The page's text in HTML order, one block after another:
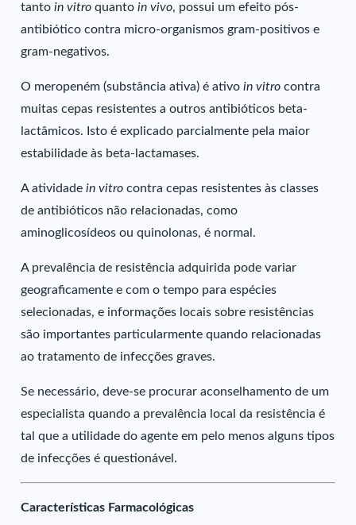
tantoin vitro quantoin vivo, possui um efeito pós-
antibiótico contra micro-organismos gram-positivos e
gram-negativos.
O meropeném (substância ativa) é ativo in vitro contra
muitas cepas resistentes a outros antibióticos beta-
lactâmicos. Isto é explicado parcialmente pela maior
estabilidade às beta-lactamases.
A atividade in vitro contra cepas resistentes às classes
de antibióticos não relacionadas, como
aminoglicosídeos ou quinolonas, é normal.
A prevalência de resistência adquirida pode variar
geograficamente e com o tempo para espécies
selecionadas, e informações locais sobre resistências
são importantes particularmente quando relacionadas
ao tratamento de infecções graves.
Se necessário, deve-se procurar aconselhamento de um
especialista quando a prevalência local da resistência é
tal que a utilidade do agente em pelo menos alguns tipos
de infecções é questionável.
Características Farmacológicas